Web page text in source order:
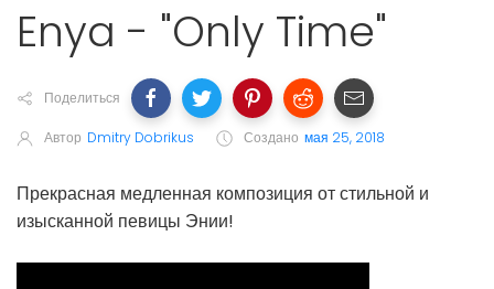
Enya - "Only Time"
Поделиться
Автор Dmitry Dobrikus Создано мая 25, 2018
Прекрасная медленная композиция от стильной и
изысканной певицы Энии!